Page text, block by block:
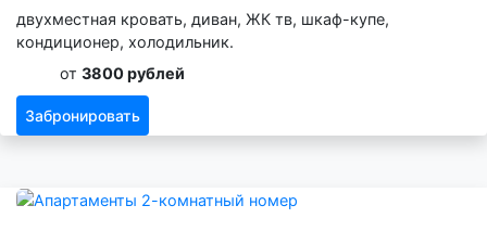
двухместная кровать, диван, ЖК тв, шкаф-купе,
кондиционер, холодильник.
от 3800 рублей
Забронировать